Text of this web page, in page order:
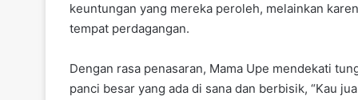
keuntungan yang mereka peroleh, melainkan
tempat perdagangan.
Dengan rasa penasaran, Mama Upe mendekati
panci besar yang ada di sana dan berbisik, “Kau